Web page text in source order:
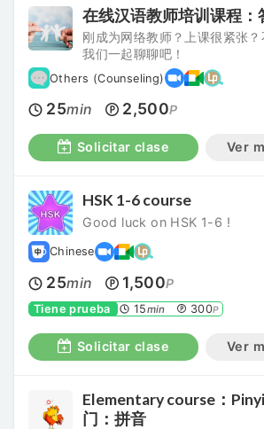
在线汉语教师培训课程：
刚成为网络教师？上课很紧张？
我们一起聊聊吧！
Others (Counseling)
25min 2,500P
Solicitar clase Ver
HSK 1-6 course
Good luck on HSK 1-6 !
Chinese
25min 1,500P
Tiene prueba 15min 300P
Solicitar clase Ver
Elementary course：
门：拼音